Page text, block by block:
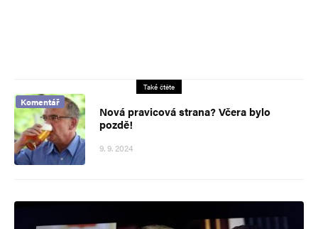
Také čtěte
Komentář
Nová pravicová strana? Včera bylo
pozdě!
9. 9. 2024